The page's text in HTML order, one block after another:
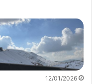
12/01/2026